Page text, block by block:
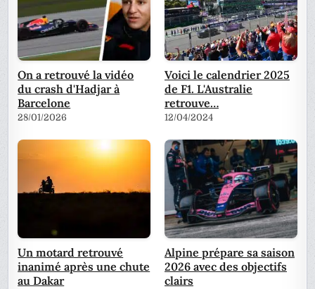
On a retrouvé la vidéo
du crash d'Hadjar à
Barcelone
28/01/2026
Voici le calendrier 2025
de F1. L'Australie
retrouve…
12/04/2024
Un motard retrouvé
inanimé après une chute
au Dakar
Alpine prépare sa saison
2026 avec des objectifs
clairs